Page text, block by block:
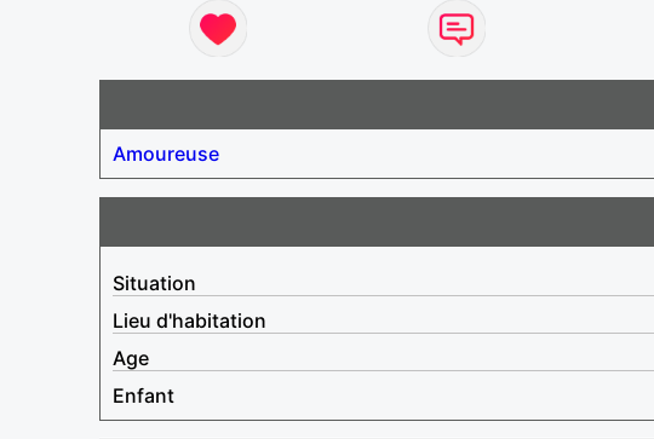
Amoureuse
Situation
Lieu d'habitation
Age
Enfant